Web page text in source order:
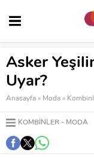
Asker
Uyar?
Anasayfa » Moda »
KOMBINLER MODA